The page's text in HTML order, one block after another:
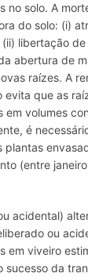
no solo. A
do solo: (i)
libertação
abertura de
raízes. A
evita que as
em volumes
é
plantas
(entre
acidental)
ou
em viveiro
sucesso da